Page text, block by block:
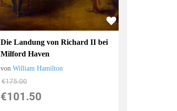
Die Landung von Richard II bei
Milford Haven
vonWilliam Hamilton
€175.00
€101.50